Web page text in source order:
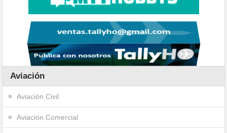
Aviación
Aviación Civil
Aviación Comercial